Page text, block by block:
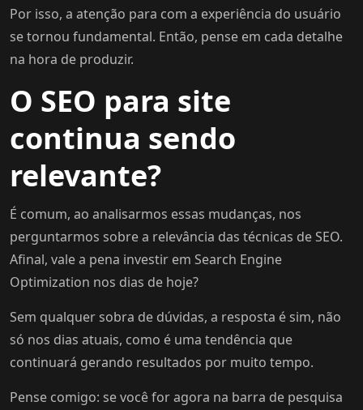
Por isso, a atenção para com a experiência do usuário
se tornou fundamental. Então, pense em cada detalhe
na hora de produzir.
O SEO para site
continua sendo
relevante?
É comum, ao analisarmos essas mudanças, nos
perguntarmos sobre a relevância das técnicas de SEO.
Afinal, vale a pena investir em Search Engine
Optimization nos dias de hoje?
Sem qualquer sobra de dúvidas, a resposta é sim, não
só nos dias atuais, como é uma tendência que
continuará gerando resultados por muito tempo.
Pense comigo: se você for agora na barra de pesquisa